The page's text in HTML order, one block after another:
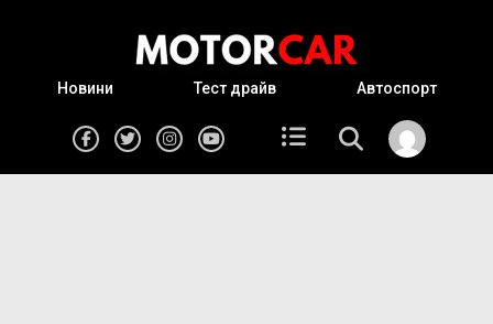
Новини Тест драйв Автоспорт